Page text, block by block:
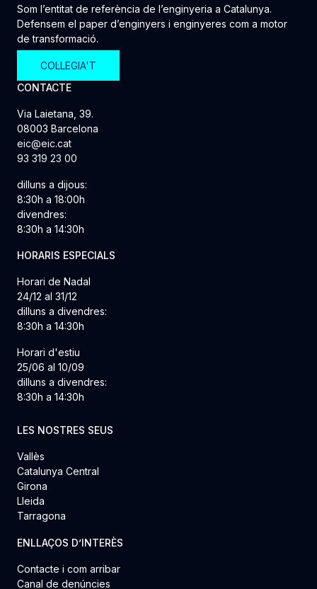
Som l’entitat de referència de l’enginyeria a Catalunya.
Defensem el paper d’enginyers i enginyeres com a motor
de transformació.
COL·LEGIA'T
CONTACTE
Via Laietana, 39.
08003 Barcelona
eic@eic.cat
93 319 23 00
dilluns a dijous:
8:30h a 18:00h
divendres:
8:30h a 14:30h
HORARIS ESPECIALS
Horari de Nadal
24/12 al 31/12
dilluns a divendres:
8:30h a 14:30h
Horari d'estiu
25/06 al 10/09
dilluns a divendres:
8:30h a 14:30h
LES NOSTRES SEUS
Vallès
Catalunya Central
Girona
Lleida
Tarragona
ENLLAÇOS D’INTERÈS
Contacte i com arribar
Canal de denúncies